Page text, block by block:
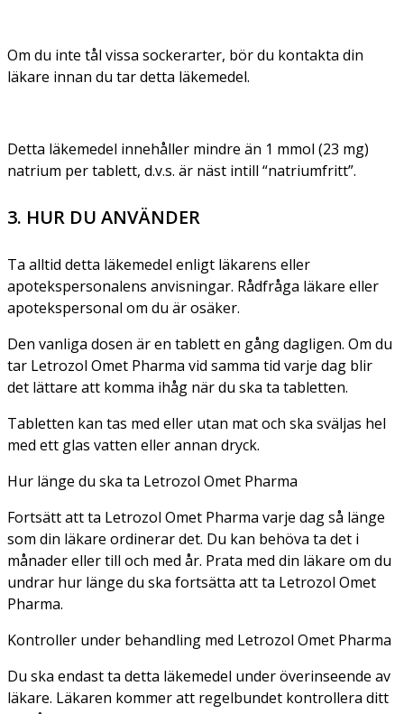
Om du inte tål vissa sockerarter, bör du kontakta din
läkare innan du tar detta läkemedel.
Detta läkemedel innehåller mindre än 1 mmol (23 mg)
natrium per tablett, d.v.s. är näst intill “natriumfritt”.
3. HUR DU ANVÄNDER
Ta alltid detta läkemedel enligt läkarens eller
apotekspersonalens anvisningar. Rådfråga läkare eller
apotekspersonal om du är osäker.
Den vanliga dosen är en tablett en gång dagligen. Om du
tar Letrozol Omet Pharma vid samma tid varje dag blir
det lättare att komma ihåg när du ska ta tabletten.
Tabletten kan tas med eller utan mat och ska sväljas hel
med ett glas vatten eller annan dryck.
Hur länge du ska ta Letrozol Omet Pharma
Fortsätt att ta Letrozol Omet Pharma varje dag så länge
som din läkare ordinerar det. Du kan behöva ta det i
månader eller till och med år. Prata med din läkare om du
undrar hur länge du ska fortsätta att ta Letrozol Omet
Pharma.
Kontroller under behandling med Letrozol Omet Pharma
Du ska endast ta detta läkemedel under överinseende av
läkare. Läkaren kommer att regelbundet kontrollera ditt